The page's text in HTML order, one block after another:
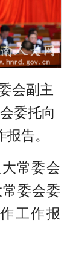
会副主
委托向
告。
常委会
委会委
工作报